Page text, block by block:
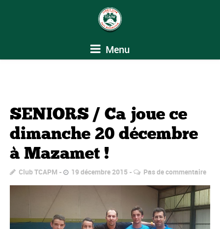
Menu
SENIORS / Ca joue ce
dimanche 20 décembre
à Mazamet !
Club TCAPM 19 décembre 2015 Pas de commentaire